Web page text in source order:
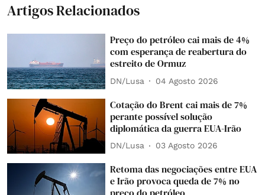
Artigos Relacionados
Preço do petróleo cai mais de 4%
com esperança de reabertura do
estreito de Ormuz
DN/Lusa 04 Agosto 2026
Cotação do Brent cai mais de 7%
perante possível solução
diplomática da guerra EUA-Irão
DN/Lusa 03 Agosto 2026
Retoma das negociações entre EUA
e Irão provoca queda de 7% no